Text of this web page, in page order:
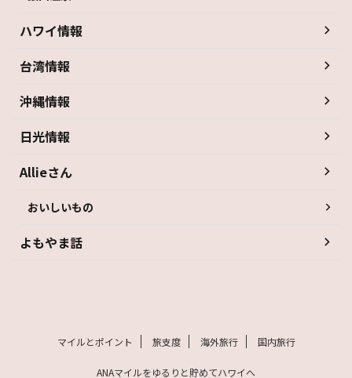
ハワイ情報
台湾情報
沖縄情報
日光情報
Allieさん
おいしいもの
よもやま話
マイルとポイント 旅支度 海外旅行 国内旅行
ANAマイルをゆるりと貯めてハワイへ